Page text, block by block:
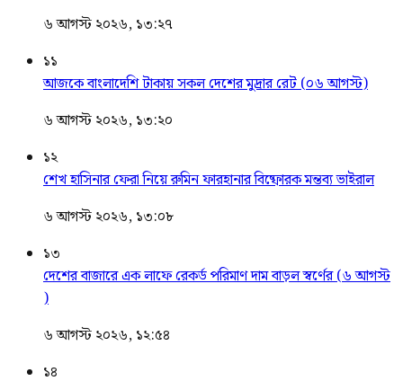
৬ আগস্ট ২০২৬, ১৩:২৭
১১
আজকে বাংলাদেশি টাকায় সকল দেশের মুদ্রার রেট (০৬ আগস্ট)
৬ আগস্ট ২০২৬, ১৩:২০
১২
শেখ হাসিনার ফেরা নিয়ে রুমিন ফারহানার বিষ্ফোরক মন্তব্য ভাইরাল
৬ আগস্ট ২০২৬, ১৩:০৮
১৩
দেশের বাজারে এক লাফে রেকর্ড পরিমাণ দাম বাড়ল স্বর্ণের (৬ আগস্ট
)
৬ আগস্ট ২০২৬, ১২:৫৪
১৪